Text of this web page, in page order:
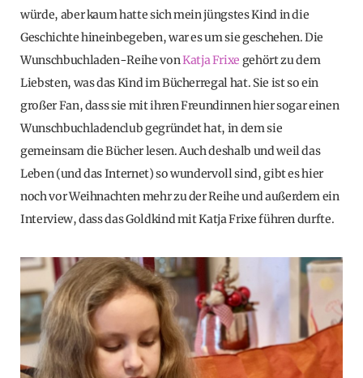
würde, aber kaum hatte sich mein jüngstes Kind in die
Geschichte hineinbegeben, war es um sie geschehen. Die
Wunschbuchladen-Reihe vonKatja Frixe gehört zu dem
Liebsten, was das Kind im Bücherregal hat. Sie ist so ein
großer Fan, dass sie mit ihren Freundinnen hier sogar einen
Wunschbuchladenclub gegründet hat, in dem sie
gemeinsam die Bücher lesen. Auch deshalb und weil das
Leben (und das Internet) so wundervoll sind, gibt es hier
noch vor Weihnachten mehr zu der Reihe und außerdem ein
Interview, dass das Goldkind mit Katja Frixe führen durfte.